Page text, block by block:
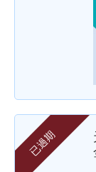
已過期